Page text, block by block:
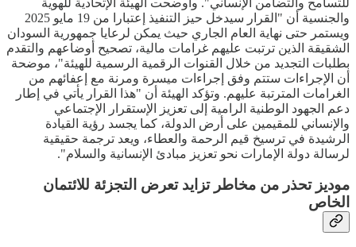
للتسامح والتضامن الإنساني". وأوضحت الهيئة الإتحادية للهوية
والجنسية أن "القرار سيدخل حيز التنفيذ إعتبارا من 19 مايو 2025
ويستمر حتى نهاية العام الجاري حيث يمكن لرعايا جمهورية السودان
الشقيقة الذين ترتبت عليهم غرامات مالية، تصحيح أوضاعهم والتقدم
بطلبات التجديد من خلال القنوات الرقمية الرسمية للهيئة"، موضحة
أن الإجراءات ستتم وفق إجراءات ميسرة ومرنة مع إعفائهم من
الغرامات المترتبة عليهم. وتؤكد الهيئة أن "هذا القرار يأتي في إطار
دعم الجهود الوطنية الرامية إلى تعزيز الإستقرار الإجتماعي
والإنساني للمقيمين على أرض الدولة، كما يجسد رؤية القيادة
الرشيدة في ترسيخ قيم الرحمة والعطاء، ويعد ترجمة حقيقية
لرسالة دولة الإمارات نحو تعزيز مبادئ الإنسانية والسلام".
موديز تحذر من مخاطر تزايد تعرض التجزئة للائتمان
الخاص